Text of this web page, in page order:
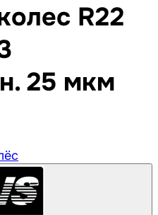
R22
25 мкм